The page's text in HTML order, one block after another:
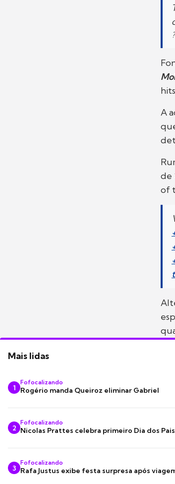
A
de
of
Mais lidas
1
Fofocalizando
Rogério manda Queiroz eliminar Gabriel
2
Fofocalizando
Nicolas Prattes celebra primeiro Dia dos
3
Fofocalizando
Rafa Justus exibe festa surpresa após